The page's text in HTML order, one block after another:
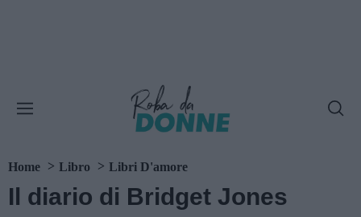
Home Libro Libri D'amore
Il diario di Bridget Jones